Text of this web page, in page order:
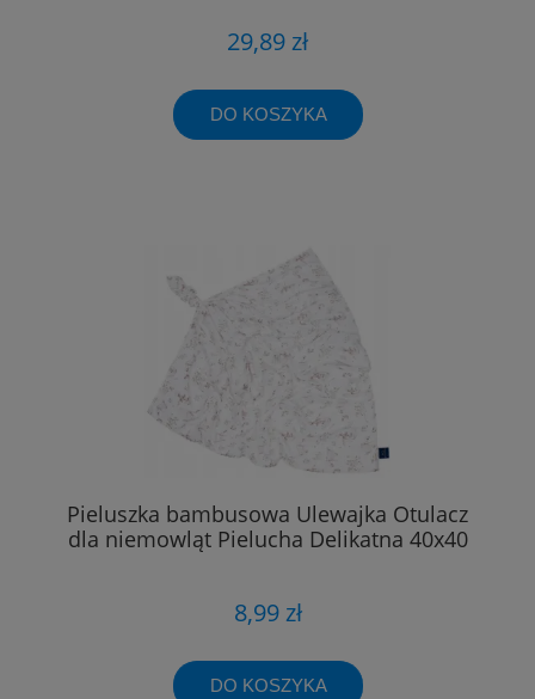
29,89 zł
DO KOSZYKA
Pieluszka bambusowa Ulewajka Otulacz
dla niemowląt Pielucha Delikatna 40x40
8,99 zł
DO KOSZYKA